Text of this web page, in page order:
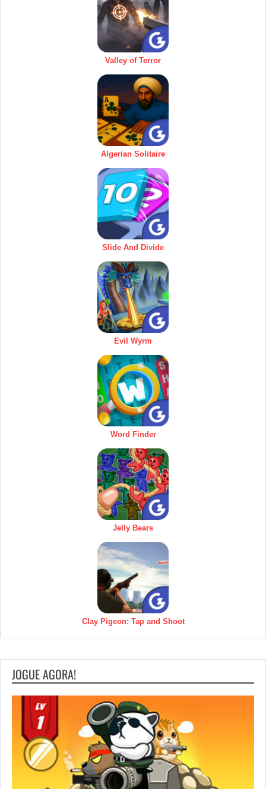
Valley of Terror
Algerian Solitaire
Slide And Divide
Evil Wyrm
Word Finder
Jelly Bears
Clay Pigeon: Tap and Shoot
JOGUE AGORA!